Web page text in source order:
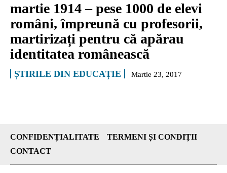
martie 1914 – pese 1000 de elevi
români, împreună cu profesorii,
martirizați pentru că apărau
identitatea românească
ȘTIRILE DIN EDUCAȚIE Martie 23, 2017
CONFIDENȚIALITATE
TERMENI ȘI CONDIȚII
CONTACT